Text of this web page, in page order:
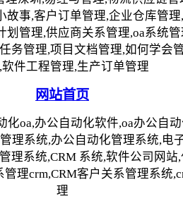
故事,客户订单管理,企业仓库管
划管理,供应商关系管理,oa系统
务管理,项目文档管理,如何学会
软件工程管理,生产订单管理
网站首页
化oa,办公自动化软件,oa办公自
理系统,办公自动化管理系统,电
理系统,CRM 系统,软件公司网站
理crm,CRM客户关系管理系统
理